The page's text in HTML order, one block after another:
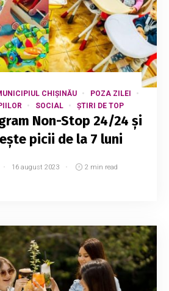
CHIȘINĂU
POZA ZILEI
SOCIAL ȘTIRI DE TOP
Non-Stop 24/24 și
picii de la 7 luni
16 august 2023 2 min read